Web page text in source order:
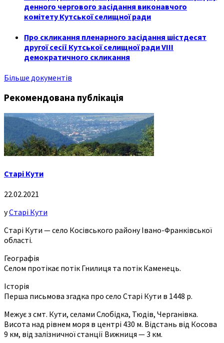
денного чергового засідання виконавчого
комітету Кутської селищної ради
Про скликання пленарного засідання шістдесят
другої сесії Кутської селищної ради VIII
демократичного скликання
Більше документів
Рекомендована публікація
Старі Кути
22.02.2021
уСтарі Кути
Старі Кути — село Косівського району Івано-Франківської
області.
Географія
Селом протікає потік Гнилиця та потік Каменець.
Історія
Перша письмова згадка про село Старі Кути в 1448 р.
Межує з смт. Кути, селами Слобідка, Тюдів, Черганівка.
Висота над рівнем моря в центрі 430 м. Відстань від Косова
9 км, від залізничної станції Вижниця — 3 км.